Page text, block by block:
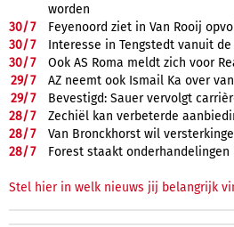
worden
30/7
Feyenoord ziet in Van Rooij
30/7
Interesse in Tengstedt vanuit de
30/7
Ook AS Roma meldt zich voor
29/7
AZ neemt ook Ismail Ka over
29/7
Bevestigd: Sauer vervolgt
28/7
Zechiël kan verbeterde
28/7
Van Bronckhorst wil
28/7 Forest staakt onderhandelingen
Stel hier in welk nieuws jij belangrijk